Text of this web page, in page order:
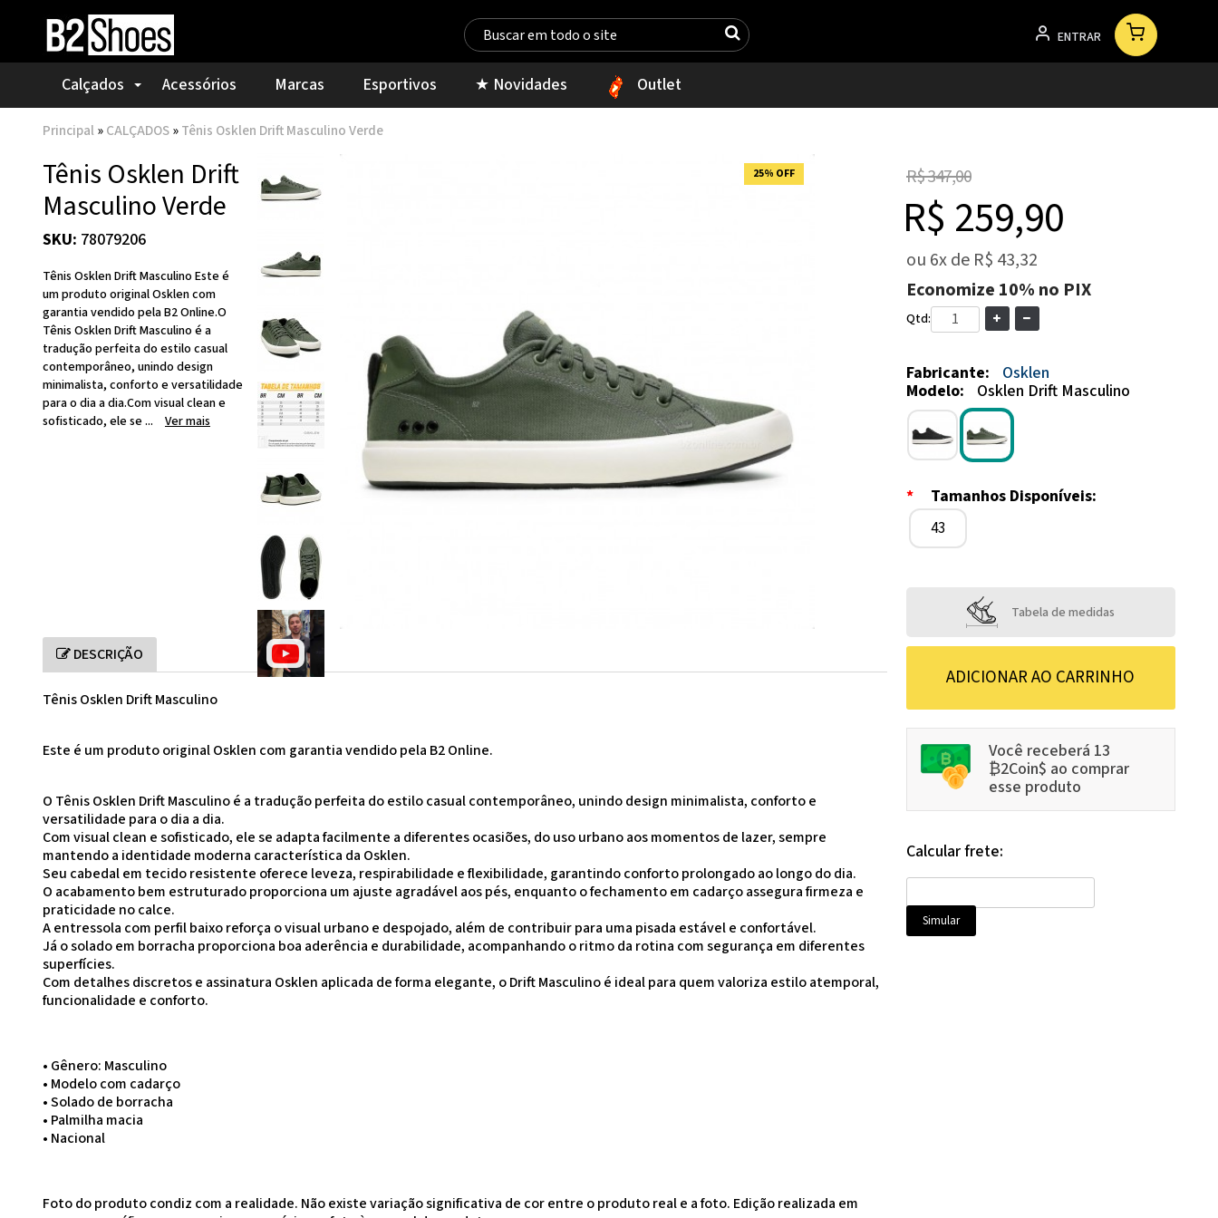
ENTRAR
Calçados Acessórios Marcas Esportivos ★ Novidades Outlet
Principal»CALÇADOS»Tênis Osklen Drift Masculino Verde
Tênis Osklen Drift
Masculino Verde
SKU: 78079206
Tênis Osklen Drift Masculino Este é
um produto original Osklen com
garantia vendido pela B2 Online.O
Tênis Osklen Drift Masculino é a
tradução perfeita do estilo casual
contemporâneo, unindo design
minimalista, conforto e versatilidade
para o dia a dia.Com visual clean e
sofisticado, ele se ...
Ver mais
25% OFF
DESCRIÇÃO
Tênis Osklen Drift Masculino
Este é um produto original Osklen com garantia vendido pela B2 Online.
O Tênis Osklen Drift Masculino é a tradução perfeita do estilo casual contemporâneo, unindo design minimalista, conforto e
versatilidade para o dia a dia.
Com visual clean e sofisticado, ele se adapta facilmente a diferentes ocasiões, do uso urbano aos momentos de lazer, sempre
mantendo a identidade moderna característica da Osklen.
Seu cabedal em tecido resistente oferece leveza, respirabilidade e flexibilidade, garantindo conforto prolongado ao longo do dia.
O acabamento bem estruturado proporciona um ajuste agradável aos pés, enquanto o fechamento em cadarço assegura firmeza e
praticidade no calce.
A entressola com perfil baixo reforça o visual urbano e despojado, além de contribuir para uma pisada estável e confortável.
Já o solado em borracha proporciona boa aderência e durabilidade, acompanhando o ritmo da rotina com segurança em diferentes
superfícies.
Com detalhes discretos e assinatura Osklen aplicada de forma elegante, o Drift Masculino é ideal para quem valoriza estilo atemporal,
funcionalidade e conforto.
• Gênero: Masculino
• Modelo com cadarço
• Solado de borracha
• Palmilha macia
• Nacional
Foto do produto condiz com a realidade. Não existe variação significativa de cor entre o produto real e a foto. Edição realizada em
R$ 347,00
R$ 259,90
ou 6xde R$ 43,32
Economize 10% no PIX
Qtd:
Fabricante:
Osklen
Modelo:
Osklen Drift Masculino
* Tamanhos Disponíveis:
43
Tabela de medidas
Você receberá 13
₿2Coin$ ao comprar
esse produto
Calcular frete: